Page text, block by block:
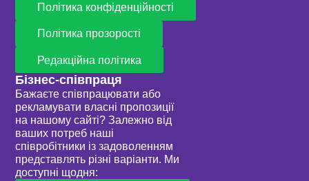
Політика конфіденційності
Політика прозорості
Редакційна політика
Бізнес-співпраця
Бажаєте співпрацювати або
рекламувати власні пропозиції
на нашому сайті? Залежно від
ваших потреб наші
співробітники із задоволенням
представлять різні варіанти. Ми
доступні щодня: